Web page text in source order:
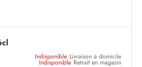
Indisponible Livraison à domicile
Indisponible Retrait en magasin